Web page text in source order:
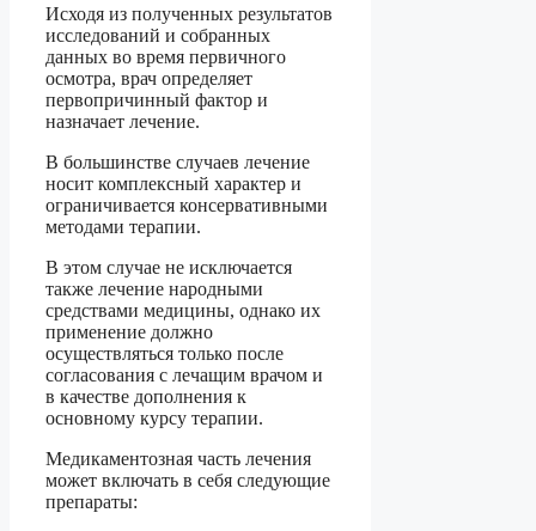
Исходя из полученных результатов
исследований и собранных
данных во время первичного
осмотра, врач определяет
первопричинный фактор и
назначает лечение.
В большинстве случаев лечение
носит комплексный характер и
ограничивается консервативными
методами терапии.
В этом случае не исключается
также лечение народными
средствами медицины, однако их
применение должно
осуществляться только после
согласования с лечащим врачом и
в качестве дополнения к
основному курсу терапии.
Медикаментозная часть лечения
может включать в себя следующие
препараты: